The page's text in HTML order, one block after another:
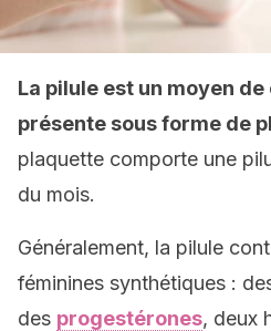
La pilule est un moyen
présente sous forme de
plaquette comporte une
du mois.
Généralement, la pilule
féminines synthétiques :
des progestérones, deux